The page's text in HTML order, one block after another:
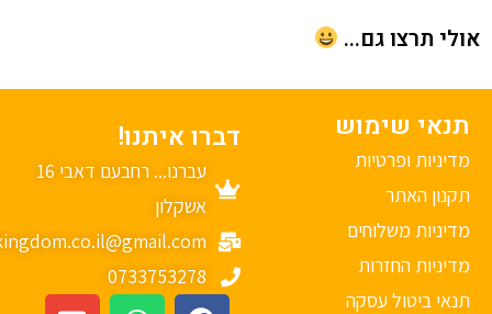
תרצו גם...
שימוש
ופרטיות
האתר
משלוחים
החזרות
ביטול עסקה
דברו איתנו!
עברנו... רחבעם דאבי 16
אשקלון
mykingdom.co.il@gmail.com
0733753278